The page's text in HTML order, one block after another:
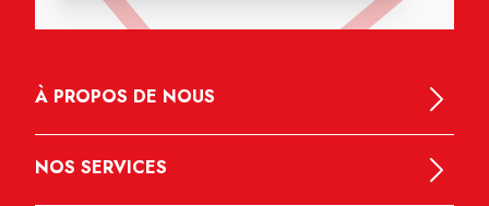
À PROPOS DE NOUS
NOS SERVICES